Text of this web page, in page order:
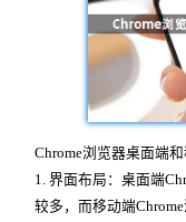
Chrome浏览器桌面端
1. 界面布局：桌面端
较多，而移动端